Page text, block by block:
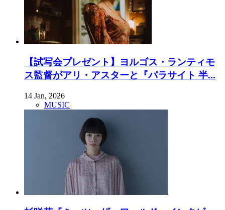
【試写会プレゼント】ヨルゴス・ランティモ
ス監督がアリ・アスターと『パラサイト 半...
14 Jan, 2026
MUSIC